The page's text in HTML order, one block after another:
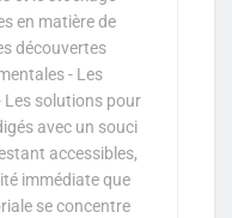
en matière de
découvertes
- Les
solutions pour
avec un souci
accessibles,
immédiate que
se concentre